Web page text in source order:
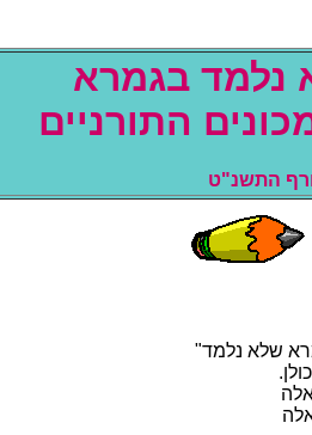
אלש עטק
ידימלתל
ףרוח
הנבמ
5
4